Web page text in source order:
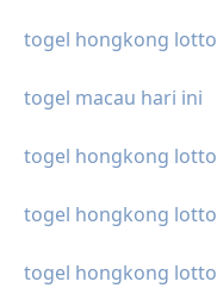
togel hongkong lotto
togel macau hari ini
togel hongkong lotto
togel hongkong lotto
togel hongkong lotto